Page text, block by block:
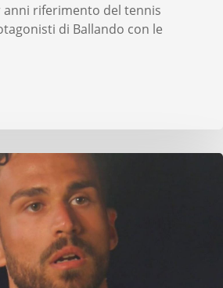
anni riferimento del tennis
di Ballando con le